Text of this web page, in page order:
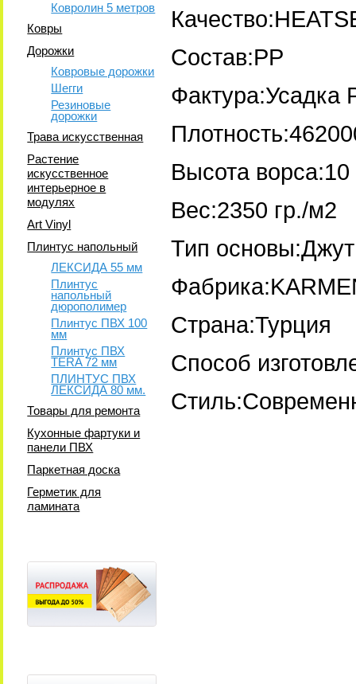
Ковролин 5 метров
Ковры
Дорожки
Ковровые дорожки
Шегги
Резиновые
дорожки
Трава искусственная
Растение
искусственное
интерьерное в
модулях
Art Vinyl
Плинтус напольный
ЛЕКСИДА 55 мм
Плинтус
напольный
дюрополимер
Плинтус ПВХ 100
мм
Плинтус ПВХ
TERA 72 мм
ПЛИНТУС ПВХ
ЛЕКСИДА 80 мм.
Товары для ремонта
Кухонные фартуки и
панели ПВХ
Паркетная доска
Герметик для
ламината
Состав:PP
Фактура:Усадка
Высота
Вес:2350 гр./м2
Тип основы:Джут
Страна:Турция
Способ